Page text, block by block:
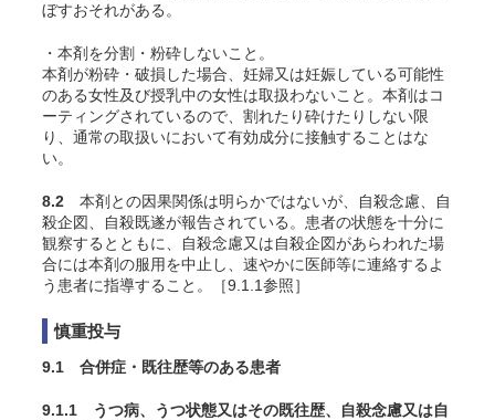
ぼすおそれがある。
・本剤を分割・粉砕しないこと。
本剤が粉砕・破損した場合、妊婦又は妊娠している可能性
のある女性及び授乳中の女性は取扱わないこと。本剤はコ
ーティングされているので、割れたり砕けたりしない限
り、通常の取扱いにおいて有効成分に接触することはな
い。
8.2 本剤との因果関係は明らかではないが、自殺念慮、自
殺企図、自殺既遂が報告されている。患者の状態を十分に
観察するとともに、自殺念慮又は自殺企図があらわれた場
合には本剤の服用を中止し、速やかに医師等に連絡するよ
う患者に指導すること。［9.1.1参照］
慎重投与
9.1 合併症・既往歴等のある患者
9.1.1 うつ病、うつ状態又はその既往歴、自殺念慮又は自